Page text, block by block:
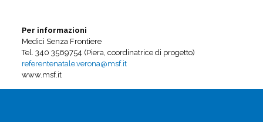
Per informazioni
Medici Senza Frontiere
Tel. 340 3569754 (Piera, coordinatrice di progetto)
referentenatale.verona@msf.it
www.msf.it